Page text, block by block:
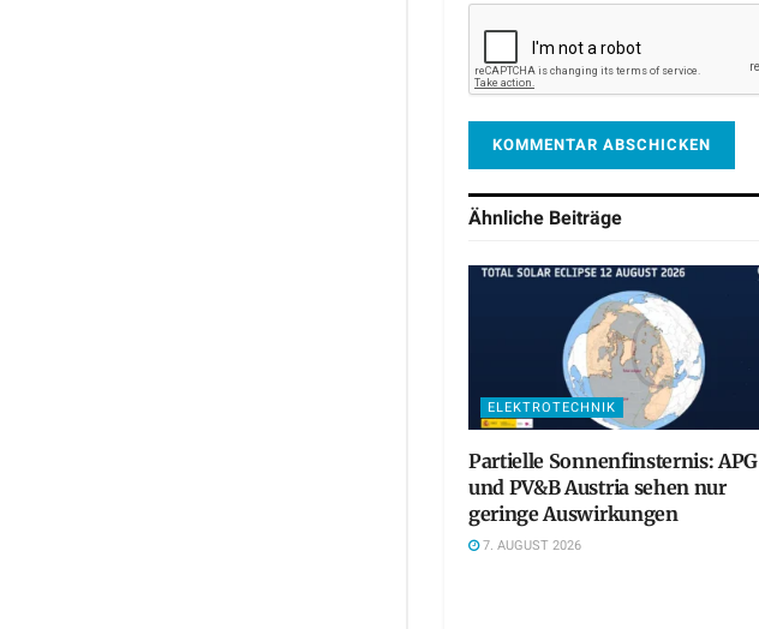
Ähnliche Beiträge
ELEKTROTECHNIK
Partielle Sonnenfinsternis: APG
und PV&B Austria sehen nur
geringe Auswirkungen
7. AUGUST 2026